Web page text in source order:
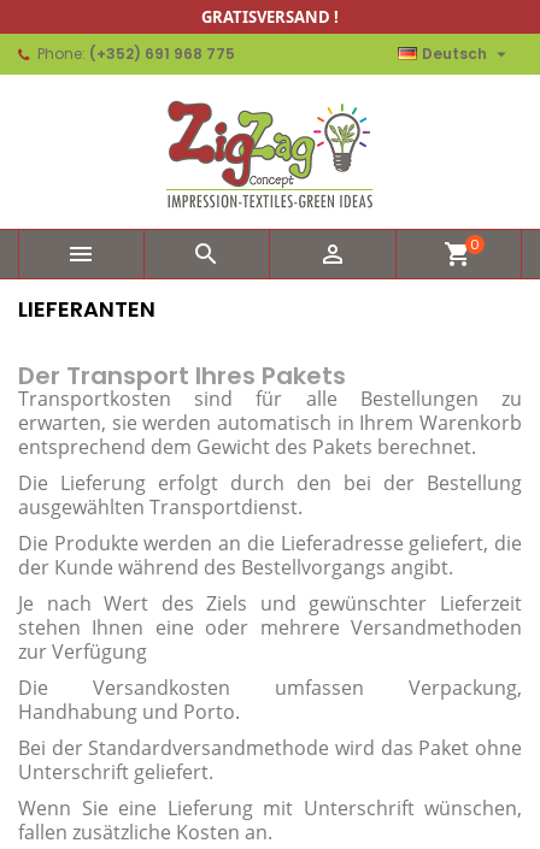
GRATISVERSAND !
Phone: (+352) 691 968 775 Deutsch 
   shopping_cart0
LIEFERANTEN
Der Transport Ihres Pakets
Transportkosten sind für alle Bestellungen zu
erwarten, sie werden automatisch in Ihrem Warenkorb
entsprechend dem Gewicht des Pakets berechnet.
Die Lieferung erfolgt durch den bei der Bestellung
ausgewählten Transportdienst.
Die Produkte werden an die Lieferadresse geliefert, die
der Kunde während des Bestellvorgangs angibt.
Je nach Wert des Ziels und gewünschter Lieferzeit
stehen Ihnen eine oder mehrere Versandmethoden
zur Verfügung
Die Versandkosten umfassen Verpackung,
Handhabung und Porto.
Bei der Standardversandmethode wird das Paket ohne
Unterschrift geliefert.
Wenn Sie eine Lieferung mit Unterschrift wünschen,
fallen zusätzliche Kosten an.